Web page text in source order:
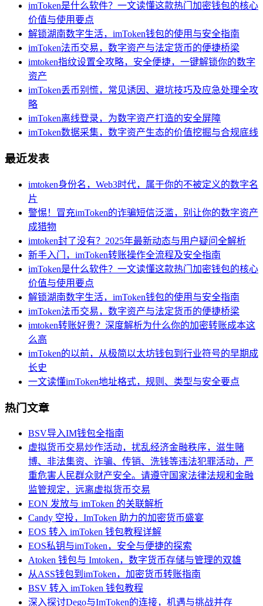
imToken是什么软件？一文读懂这款热门加密钱包的核心
价值与使用要点
解锁湖南数字生活，imToken钱包的使用与安全指南
imToken法币交易，数字资产与法定货币的便捷桥梁
imtoken指纹设置全攻略，安全便捷，一键解锁你的数字
资产
imToken丢币别慌，常见诱因、避坑技巧及应急处理全攻
略
imToken离线登录，为数字资产打造的安全屏障
imToken数据采集，数字资产生态的价值挖掘与合规底线
最近发表
imtoken身份名，Web3时代，属于你的不被定义的数字名
片
警惕！冒充imToken的诈骗短信泛滥，别让你的数字资产
成猎物
imtoken封了没有？2025年最新动态与用户疑问全解析
新手入门，imToken转账操作全流程及安全指南
imToken是什么软件？一文读懂这款热门加密钱包的核心
价值与使用要点
解锁湖南数字生活，imToken钱包的使用与安全指南
imToken法币交易，数字资产与法定货币的便捷桥梁
imtoken转账好贵？深度解析为什么你的加密转账成本这
么高
imToken的以前，从极简以太坊钱包到行业符号的早期成
长史
一文读懂imToken地址格式，规则、类型与安全要点
热门文章
BSV导入IM钱包全指南
虚拟货币交易炒作活动，扰乱经济金融秩序，滋生赌
博、非法集资、诈骗、传销、洗钱等违法犯罪活动，严
重危害人民群众财产安全。请遵守国家法律法规和金融
监管规定，远离虚拟货币交易
EON 发放与 imToken 的关联解析
Candy 空投，ImToken 助力的加密货币盛宴
EOS 转入 imToken 钱包教程详解
EOS私钥与imToken，安全与便捷的探索
Atoken 钱包与 Imtoken，数字货币存储与管理的双雄
从ASS钱包到imToken，加密货币转账指南
BSV 转入 imToken 钱包教程
深入探讨Dego与ImToken的连接，机遇与挑战并存